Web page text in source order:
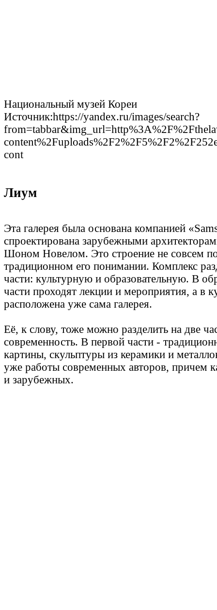
Национальный музей Кореи
Источник:https://yandex.ru/images/search?
cont
Лиум
Эта галерея была основана компанией
спроектирована зарубежными
Шоном Новелом. Это строение не совсем
традиционном его понимании. Комплекс
части: культурную и образовательную. В
части проходят лекции и мероприятия, а в
расположена уже сама галерея.
Её, к слову, тоже можно разделить на две
современность. В первой части -
картины, скульптуры из керамики и
уже работы современных авторов, причем
и зарубежных.